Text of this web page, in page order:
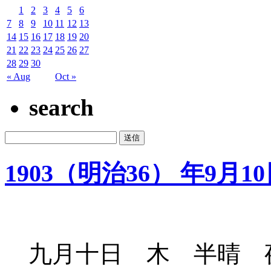
« Aug Oct »
1 2 3 4 5
6
7
8 9 10 11 12 13
14 15 16 17 18 19 20
21 22 23 24 25 26 27
28 29 30
search
1903（明治36） 年9月
九月十日 木 半晴